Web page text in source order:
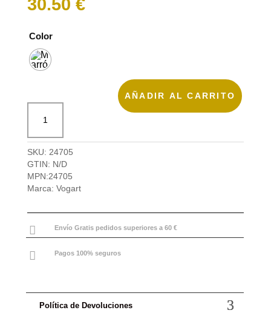
30.50 €
Color
reporter
asa
L
Class
de
Vogart
AÑADIR AL CARRITO
SKU: 24705
GTIN: N/D
MPN:24705
Marca: Vogart
 Envío Gratis pedidos superiores a 60 €
 Pagos 100% seguros
Política de Devoluciones